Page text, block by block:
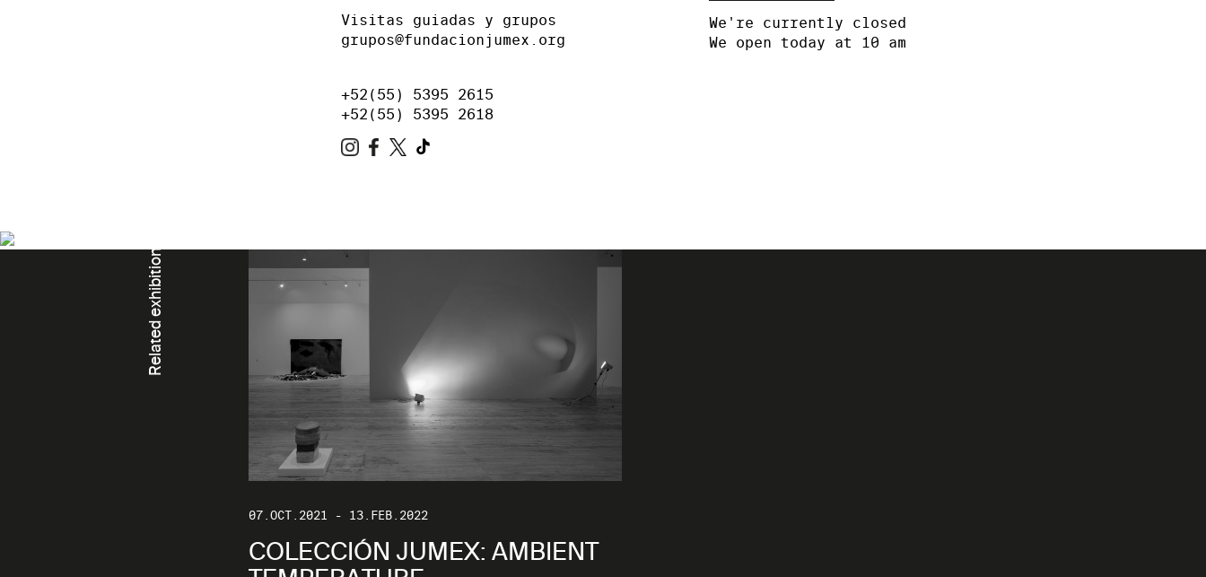
Related exhibition
07.OCT.2021 - 13.FEB.2022
COLECCIÓN JUMEX: AMBIENT
Visitas guiadas y grupos
grupos@fundacionjumex.org
+52(55) 5395 2615
+52(55) 5395 2618
We're currently closed
We open today at 10 am